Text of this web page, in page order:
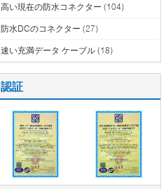
高い現在の防水コネクター (104)
防水DCのコネクター (27)
速い充満データ ケーブル (18)
認証